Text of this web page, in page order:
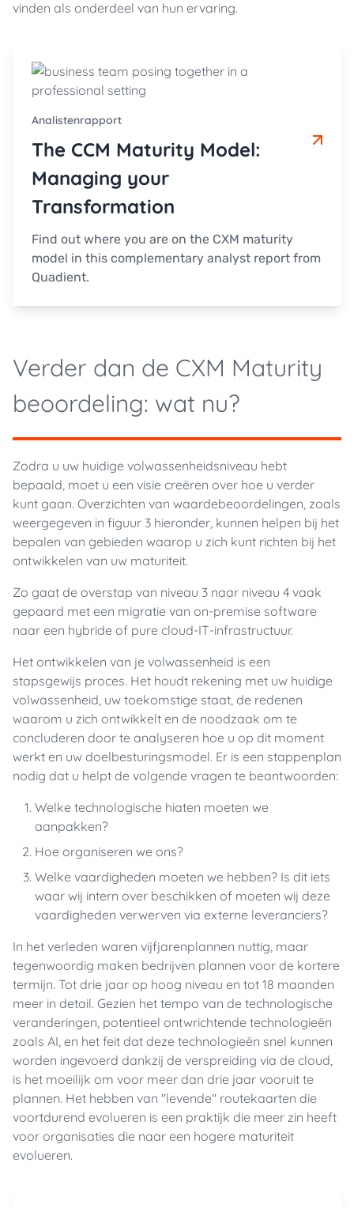
vinden als onderdeel van hun ervaring.
Analistenrapport
The CCM Maturity Model:
Managing your
Transformation
Find out where you are on the CXM maturity
model in this complementary analyst report from
Quadient.
Verder dan de CXM Maturity
beoordeling: wat nu?
Zodra u uw huidige volwassenheidsniveau hebt
bepaald, moet u een visie creëren over hoe u verder
kunt gaan. Overzichten van waardebeoordelingen, zoals
weergegeven in figuur 3 hieronder, kunnen helpen bij het
bepalen van gebieden waarop u zich kunt richten bij het
ontwikkelen van uw maturiteit.
Zo gaat de overstap van niveau 3 naar niveau 4 vaak
gepaard met een migratie van on-premise software
naar een hybride of pure cloud-IT-infrastructuur.
Het ontwikkelen van je volwassenheid is een
stapsgewijs proces. Het houdt rekening met uw huidige
volwassenheid, uw toekomstige staat, de redenen
waarom u zich ontwikkelt en de noodzaak om te
concluderen door te analyseren hoe u op dit moment
werkt en uw doelbesturingsmodel. Er is een stappenplan
nodig dat u helpt de volgende vragen te beantwoorden:
Welke technologische hiaten moeten we
aanpakken?
Hoe organiseren we ons?
Welke vaardigheden moeten we hebben? Is dit iets
waar wij intern over beschikken of moeten wij deze
vaardigheden verwerven via externe leveranciers?
In het verleden waren vijfjarenplannen nuttig, maar
tegenwoordig maken bedrijven plannen voor de kortere
termijn. Tot drie jaar op hoog niveau en tot 18 maanden
meer in detail. Gezien het tempo van de technologische
veranderingen, potentieel ontwrichtende technologieën
zoals AI, en het feit dat deze technologieën snel kunnen
worden ingevoerd dankzij de verspreiding via de cloud,
is het moeilijk om voor meer dan drie jaar vooruit te
plannen. Het hebben van "levende" routekaarten die
voortdurend evolueren is een praktijk die meer zin heeft
voor organisaties die naar een hogere maturiteit
evolueren.